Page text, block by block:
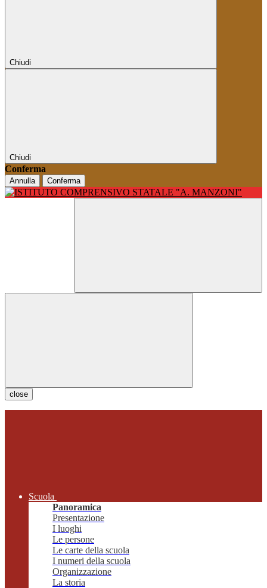
Chiudi
Chiudi
Conferma
Annulla Conferma
close
Scuola
Panoramica
Presentazione
I luoghi
Le persone
Le carte della scuola
I numeri della scuola
Organizzazione
La storia